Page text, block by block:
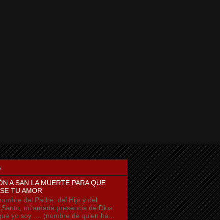
A SAN LA MUERTE PARA QUE
TU AMOR
del Padre, del Hijo y del
mi amada presencia de Dios
yo soy .... (nombre de quien ha...